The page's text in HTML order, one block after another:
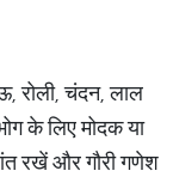
रोली, चंदन, लाल
के लिए मोदक या
रखें और गौरी गणेश